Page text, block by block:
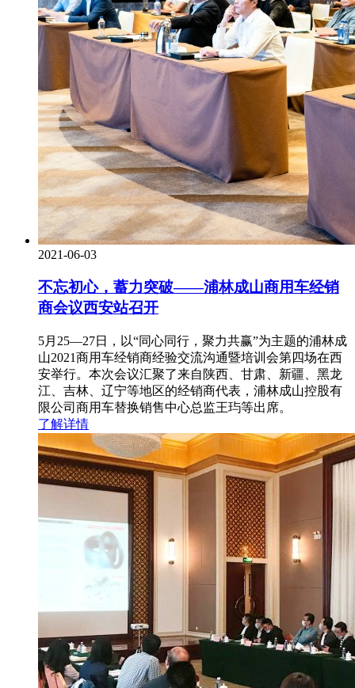
2021-06-03
不忘初心，蓄力突破——浦林成山商用车经销
商会议西安站召开
5月25—27日，以“同心同行，聚力共赢”为主题的浦林成
山2021商用车经销商经验交流沟通暨培训会第四场在西
安举行。本次会议汇聚了来自陕西、甘肃、新疆、黑龙
江、吉林、辽宁等地区的经销商代表，浦林成山控股有
限公司商用车替换销售中心总监王玙等出席。
了解详情